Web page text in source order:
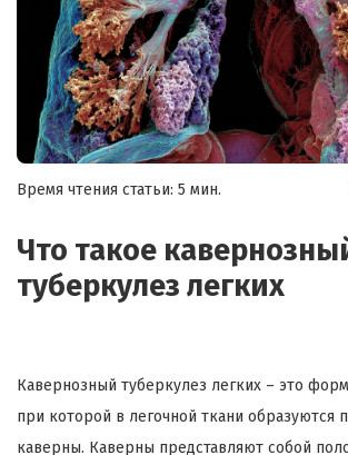
Время чтения статьи: 5 мин.
Что такое
туберкулез легких
Кавернозный туберкулез легких – это
при которой в легочной ткани образуются
каверны. Каверны представляют собой